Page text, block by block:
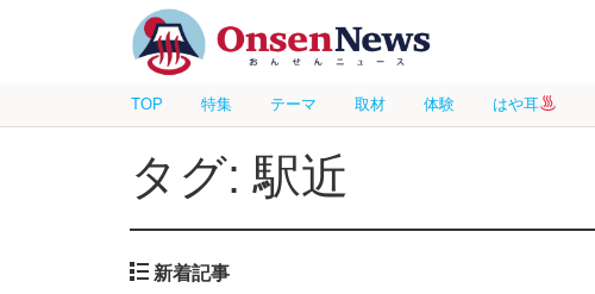
TOP 特集 テーマ 取材 体験 はや耳
タグ: 駅近
新着記事